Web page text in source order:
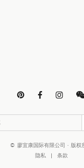
  
© 廖宜康国际有限公司 · 版权
隐私
| 条款